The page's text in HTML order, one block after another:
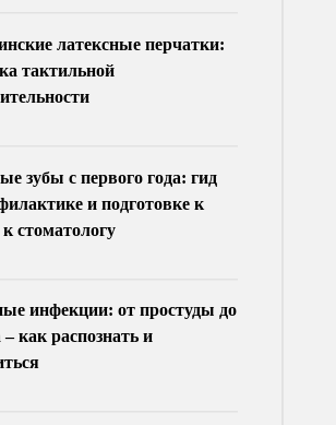
латексные перчатки:
тактильной
зубы с первого года: гид
и подготовке к
стоматологу
инфекции: от простуды до
как распознать и